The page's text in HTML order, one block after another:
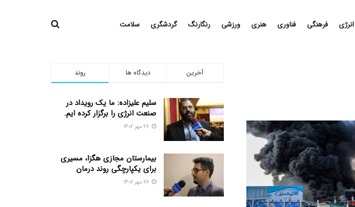
انرژی فرهنگی فناوری هنری ورزشی رنگارنگ گردشگری سلامت
روند دیدگاه ها آخرین
سلیم علیزاده: ما یک رویداد در
صنعت انرژی را برگزار کرده ایم.
بیمارستان مجازی هگزا، مسیری
برای یکپارچگی روند درمان